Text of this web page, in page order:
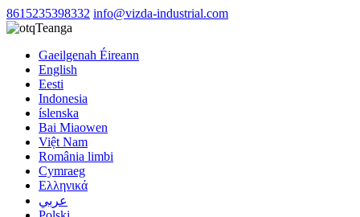
8615235398332 info@vizda-industrial.com
Teanga
Gaeilgenah Éireann
English
Eesti
Indonesia
íslenska
Bai Miaowen
Việt Nam
România limbi
Cymraeg
Ελληνικά
عربي